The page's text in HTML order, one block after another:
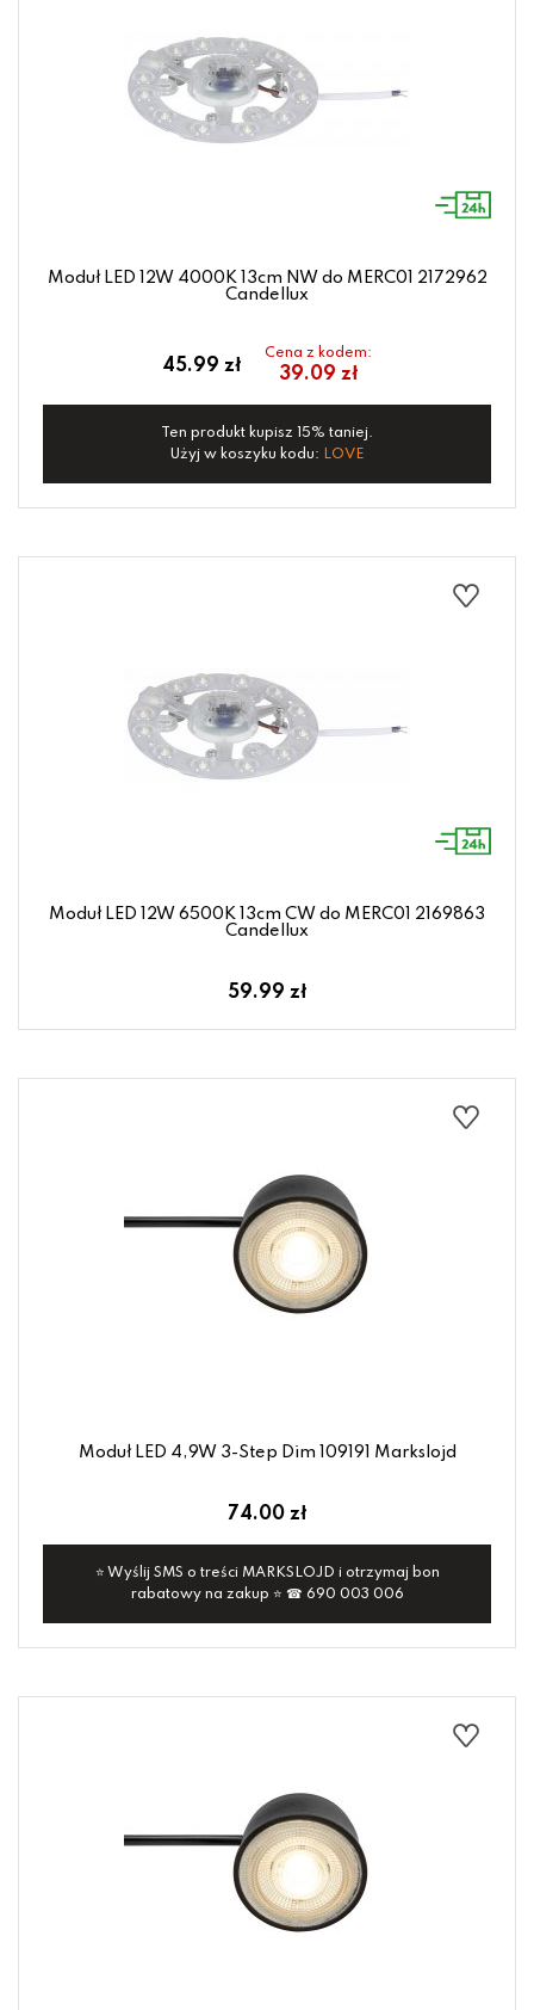
Moduł LED 12W 4000K 13cm NW do MERC01 2172962
Candellux
45.99 zł
Cena z kodem:
39.09 zł
Ten produkt kupisz 15% taniej.
Użyj w koszyku kodu: LOVE
Moduł LED 12W 6500K 13cm CW do MERC01 2169863
Candellux
59.99 zł
Moduł LED 4,9W 3-Step Dim 109191 Markslojd
74.00 zł
⭐ Wyślij SMS o treści MARKSLOJD i otrzymaj bon
rabatowy na zakup ⭐ ☎ 690 003 006